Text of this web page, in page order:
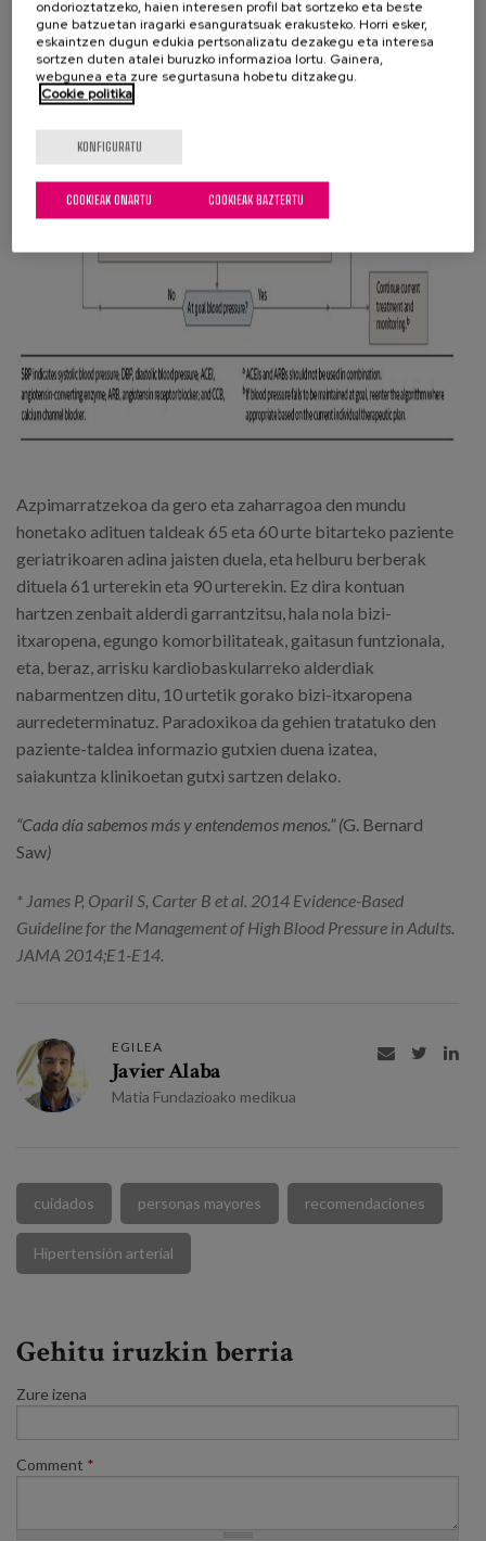
Azpimarratzekoa da gero eta zaharragoa den mundu
honetako adituen taldeak 65 eta 60 urte bitarteko paziente
geriatrikoaren adina jaisten duela, eta helburu berberak
dituela 61 urterekin eta 90 urterekin. Ez dira kontuan
hartzen zenbait alderdi garrantzitsu, hala nola bizi-
itxaropena, egungo komorbilitateak, gaitasun funtzionala,
eta, beraz, arrisku kardiobaskularreko alderdiak
nabarmentzen ditu, 10 urtetik gorako bizi-itxaropena
aurredeterminatuz. Paradoxikoa da gehien tratatuko den
paziente-taldea informazio gutxien duena izatea,
saiakuntza klinikoetan gutxi sartzen delako.
“Cada día sabemos más y entendemos menos.”(G. Bernard
Saw)
* James P, Oparil S, Carter B et al. 2014 Evidence-Based
Guideline for the Management of High Blood Pressure in Adults.
JAMA 2014;E1-E14.
EGILEA
Javier Alaba
Matia Fundazioako medikua
  
cuidados personas mayores recomendaciones
Hipertensión arterial
Gehitu iruzkin berria
Zure izena
Comment *
ondorioztatzeko, haien interesen profil bat sortzeko eta beste
gune batzuetan iragarki esanguratsuak erakusteko. Horri esker,
eskaintzen dugun edukia pertsonalizatu dezakegu eta interesa
sortzen duten atalei buruzko informazioa lortu. Gainera,
webgunea eta zure segurtasuna hobetu ditzakegu.
Cookie politika
KONFIGURATU
COOKIEAK BAZTERTU
COOKIEAK ONARTU